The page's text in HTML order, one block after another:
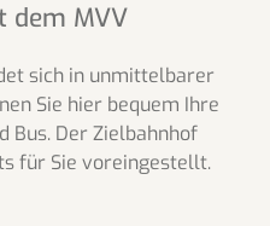
dem MVV
sich in unmittelbarer
Sie hier bequem Ihre
Bus. Der Zielbahnhof
für Sie voreingestellt.